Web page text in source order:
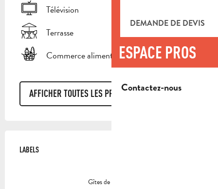
DEMANDE DE DEVIS
ESPACE PROS
Contactez-nous
Télévision
Terrasse
Commerce alimentaire
AFFICHER TOUTES LES PRESTATIONS
LABELS
LABELS
Gîtes de France